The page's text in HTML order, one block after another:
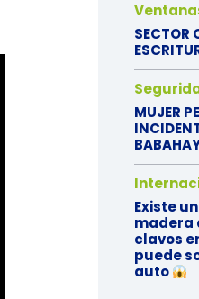
SECTOR
MUJER
Existe
madera
clavos
puede
auto